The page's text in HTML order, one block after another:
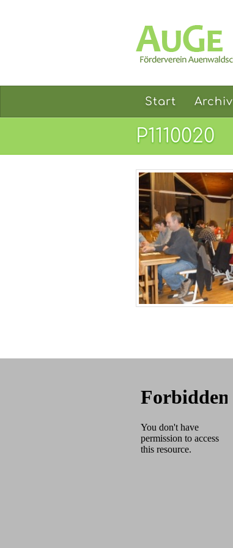
Start Archiv
P1110020